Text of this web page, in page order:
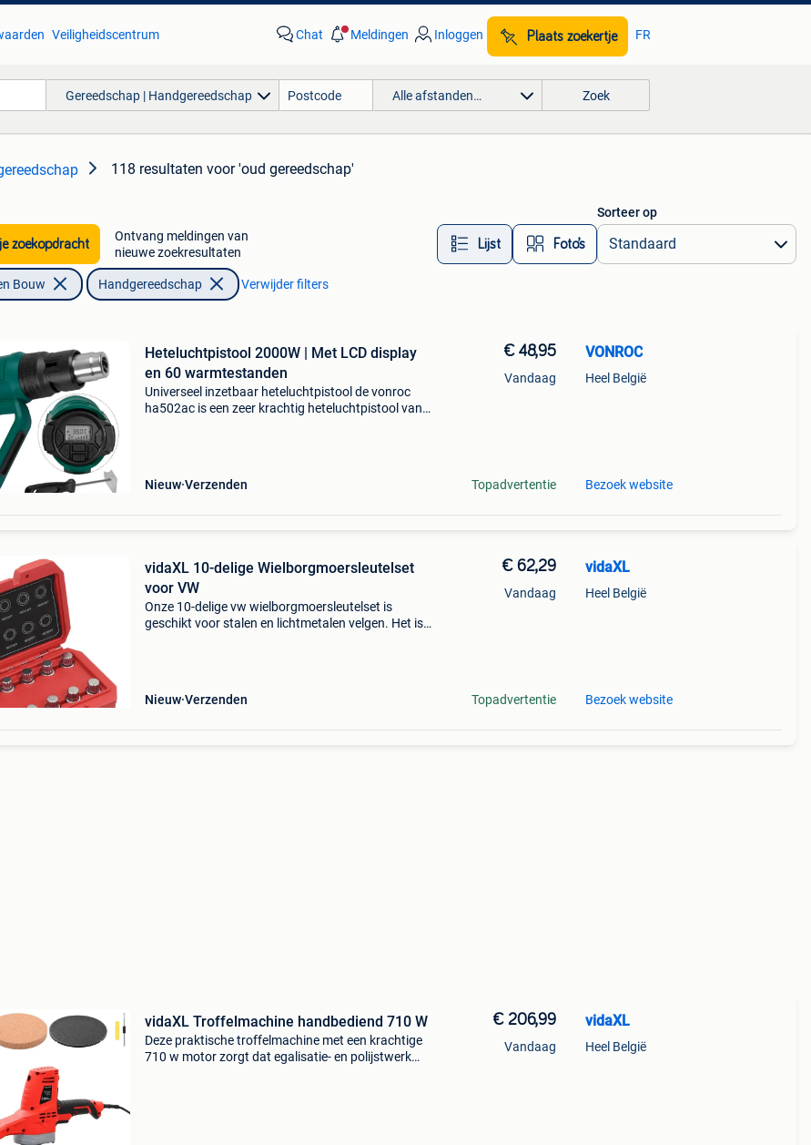
Veiligheidscentrum Chat Meldingen Inloggen Plaats zoekertje FR
Gereedschap | Handgereedschap Alle afstanden… Zoek
118 resultaten voor 'oud gereedschap'
zoekopdracht
Ontvang meldingen van
nieuwe zoekresultaten
Lijst Foto’s
Sorteer op
Bouw Handgereedschap Verwijder filters
Heteluchtpistool 2000W | Met LCD display
en 60 warmtestanden
Universeel inzetbaar heteluchtpistool de vonroc
ha502ac is een zeer krachtig heteluchtpistool van
Nieuw Verzenden
€ 48,95
Vandaag
Topadvertentie
VONROC
Heel België
Bezoek website
vidaXL 10-delige Wielborgmoersleutelset
voor VW
Onze 10-delige vw wielborgmoersleutelset is
geschikt voor stalen en lichtmetalen velgen. Het is
Nieuw Verzenden
€ 62,29
Vandaag
Topadvertentie
vidaXL
Heel België
Bezoek website
vidaXL Troffelmachine handbediend 710 W
Deze praktische troffelmachine met een krachtige
710 w motor zorgt dat egalisatie- en polijstwerk
€ 206,99
Vandaag
vidaXL
Heel België